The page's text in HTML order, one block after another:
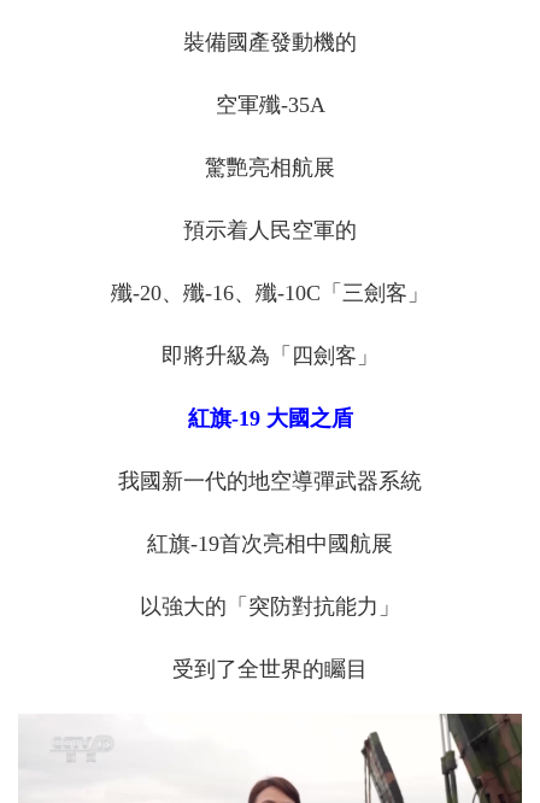
裝備國產發動機的
空軍殲-35A
驚艷亮相航展
預示着人民空軍的
殲-20、殲-16、殲-10C「三劍客」
即將升級為「四劍客」
紅旗-19 大國之盾
我國新一代的地空導彈武器系統
紅旗-19首次亮相中國航展
以強大的「突防對抗能力」
受到了全世界的矚目